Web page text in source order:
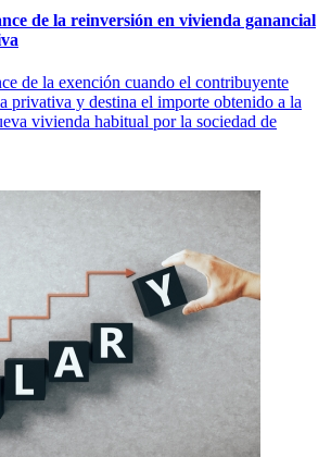
de la reinversión en vivienda ganancial
de la exención cuando el contribuyente
privativa y destina el importe obtenido a la
vivienda habitual por la sociedad de